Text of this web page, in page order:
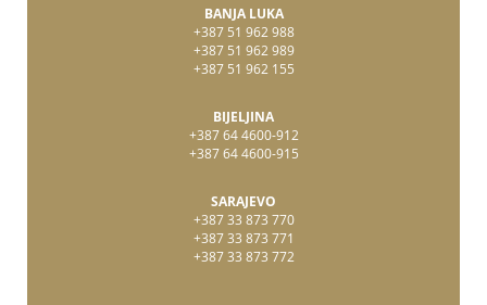
BANJA LUKA
+387 51 962 988
+387 51 962 989
+387 51 962 155
BIJELJINA
+387 64 4600-912
+387 64 4600-915
SARAJEVO
+387 33 873 770
+387 33 873 771
+387 33 873 772